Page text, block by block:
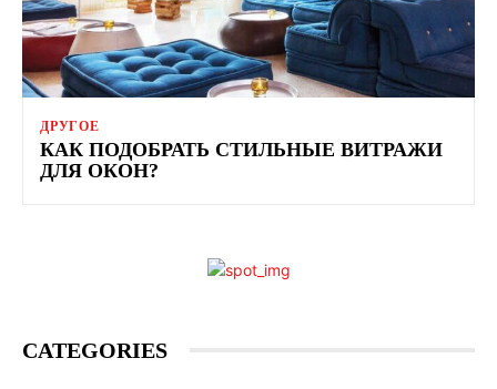
ДРУГОЕ
КАК ПОДОБРАТЬ СТИЛЬНЫЕ ВИТРАЖИ
ДЛЯ ОКОН?
CATEGORIES